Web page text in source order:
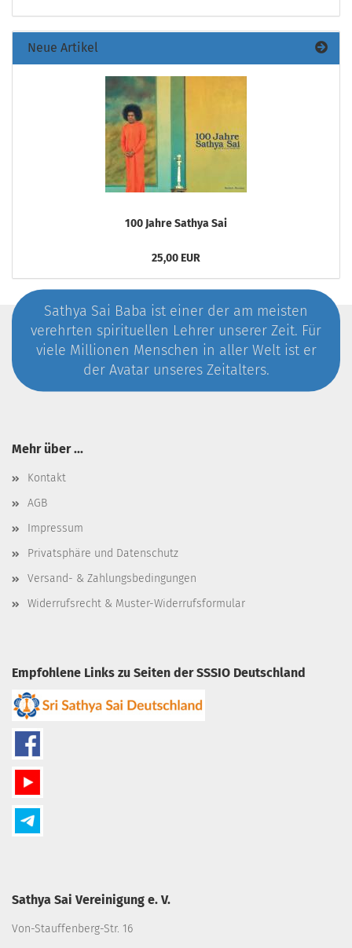
Neue Artikel
100 Jahre Sathya Sai
25,00 EUR
Sathya Sai Baba ist einer der am meisten
verehrten spirituellen Lehrer unserer Zeit. Für
viele Millionen Menschen in aller Welt ist er
der Avatar unseres Zeitalters.
Mehr über ...
Kontakt
AGB
Impressum
Privatsphäre und Datenschutz
Versand- & Zahlungsbedingungen
Widerrufsrecht & Muster-Widerrufsformular
Empfohlene Links zu Seiten der SSSIO Deutschland
Sathya Sai Vereinigung e. V.
Von-Stauffenberg-Str. 16